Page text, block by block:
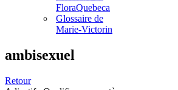
FloraQuebeca
Glossaire de
Marie-Victorin
ambisexuel
Retour